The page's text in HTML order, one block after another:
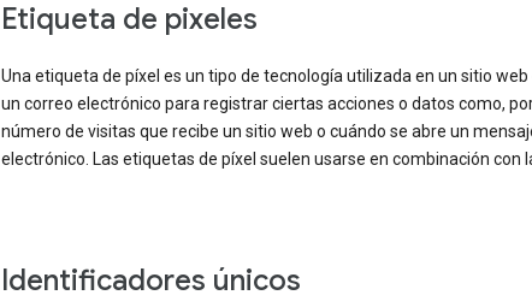
Etiqueta de pixeles
Una etiqueta de píxel es un tipo de tecnología utilizada en un sitio web
un correo electrónico para registrar ciertas acciones o datos como,
número de visitas que recibe un sitio web o cuándo se abre un
electrónico. Las etiquetas de píxel suelen usarse en combinación con
Identificadores únicos